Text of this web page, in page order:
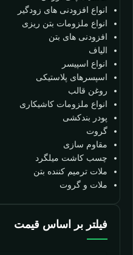
انواع افزودنی های زودگیر
انواع ملزومات بتن ریزی
افزودنی های بتن
الیاف
انواع اسپیسر
اسپسرهای پلاستیکی
روغن قالب
انواع ملزومات کاشیکاری
پودر بندکشی
گروت
مقاوم سازی
چسب کاشت میلگرد
ملات ترمیم کننده بتن
ملات و گروت
فیلتر بر اساس قیمت